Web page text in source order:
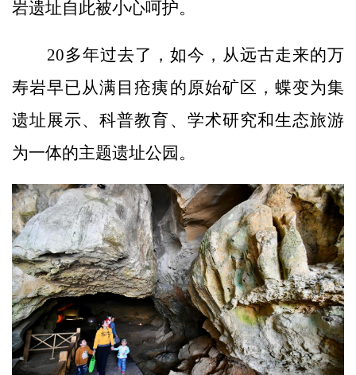
岩遗址自此被小心呵护。
20多年过去了，如今，从远古走来的万
寿岩早已从满目疮痍的原始矿区，蝶变为集
遗址展示、科普教育、学术研究和生态旅游
为一体的主题遗址公园。